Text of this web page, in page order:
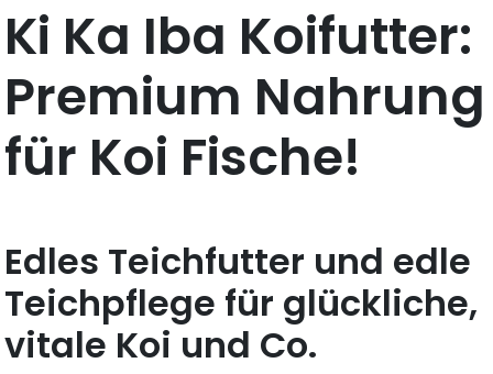
Ki Ka Iba Koifutter:
Premium Nahrung
für Koi Fische!
Edles Teichfutter und edle
Teichpflege für glückliche,
vitale Koi und Co.